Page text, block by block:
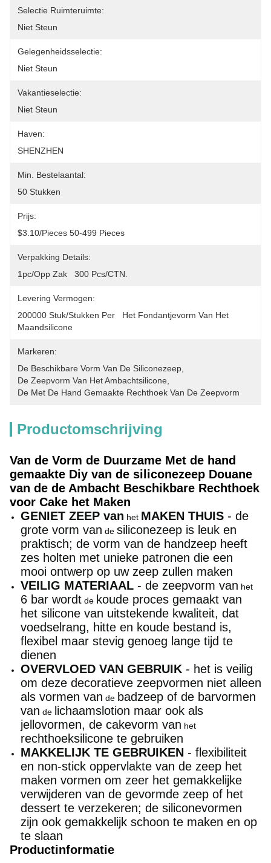
Selectie Ruimteruimte:
Niet Steun
Gelegenheidsselectie:
Niet Steun
Vakantieselectie:
Niet Steun
Haven:
SHENZHEN
Min. Bestelaantal:
50 Stukken
Prijs:
$3.10/pieces 50-499 Pieces
Verpakking Details:
1pc/opp Zak   300 Pcs/CTN.
Levering Vermogen:
200000 Stuk/Stukken Per   Het Fondantjevorm Van Het
Maandsilicone
Markeren:
De Beschikbare Vorm Van De Siliconezeep
De Zeepvorm Van Het Ambachtsilicone
De Met De Hand Gemaakte Rechthoek Van De Zeepvorm
Productomschrijving
Van de Vorm de Duurzame Met de hand
gemaakte Diy van de siliconezeep Douane
van de de Ambacht Beschikbare Rechthoek
voor Cake het Maken
GENIET ZEEP van het MAKEN THUIS - de
grote vorm van de siliconezeep is leuk en
praktisch; de vorm van de handzeep heeft
zes holten met unieke patronen die een
mooi ontwerp op uw zeep zullen maken
VEILIG MATERIAAL - de zeepvorm van het
6 bar wordt de koude proces gemaakt van
het silicone van uitstekende kwaliteit, dat
voedselrang, hitte en koude bestand is,
flexibel maar stevig genoeg lange tijd te
dienen
OVERVLOED VAN GEBRUIK - het is veilig
om deze decoratieve zeepvormen niet alleen
als vormen van de badzeep of de barvormen
van de lichaamslotion maar ook als
jellovormen, de cakevorm van het
rechthoeksilicone te gebruiken
MAKKELIJK TE GEBRUIKEN - flexibiliteit
en non-stick oppervlakte van de zeep het
maken vormen om zeer het gemakkelijke
verwijderen van de gevormde zeep of het
dessert te verzekeren; de siliconevormen
zijn ook gemakkelijk schoon te maken en op
te slaan
Productinformatie